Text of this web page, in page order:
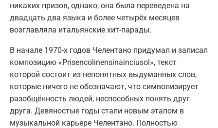
никаких призов, однако, она была переведена на
двадцать два языка и более четырёх месяцев
возглавляла итальянские хит-парады.
В начале 1970-х годов Челентано придумал и записал
композицию «Prisencolinensinainciusol», текст
которой состоит из непонятных выдуманных слов,
которые ничего не обозначают, что символизирует
разобщённость людей, неспособных понять друг
друга. Девяностые годы стали новым этапом в
музыкальной карьере Челентано. Полностью